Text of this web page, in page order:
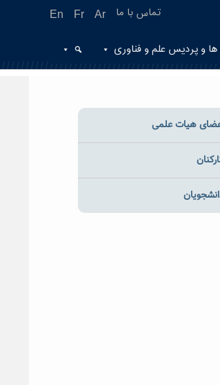
En Fr Ar تماس با ما
و پردیس علم و فناوری
هیات علمی